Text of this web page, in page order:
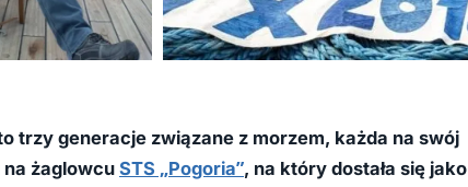
trzy generacje związane z morzem, każda na swój
na żaglowcu STS „Pogoria”, na który dostała się jako